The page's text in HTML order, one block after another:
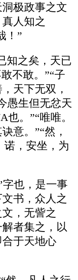
极政事之文
人知之
！”
知之矣，天已
不敢。”“子
天下无双，
愚生但无忿天
也。”“唯唯。
意。”“然，
诺，安坐，为
字也，是一事
书，众人之
，无訾之
者集之，以
于天地心